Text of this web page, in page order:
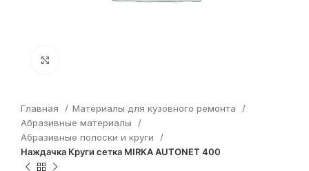
Главная
Материалы для кузовного ремонта
Абразивные материалы
Абразивные полоски и круги
Наждачка Круги сетка MIRKA AUTONET 400